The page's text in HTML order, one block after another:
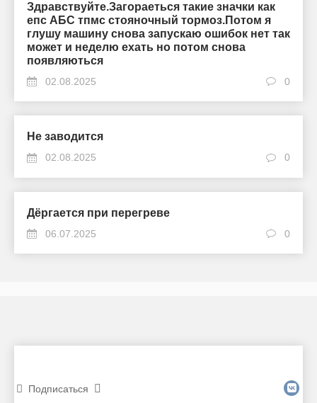
Здравствуйте.Загораеться такие значки как
епс АБС тпмс стояночный тормоз.Потом я
глушу машину снова запускаю ошибок нет так
может и неделю ехать но потом снова
появляються
02.08.2025 0
Не заводится
02.08.2025 0
Дёргается при перегреве
06.07.2025 0
Подписаться